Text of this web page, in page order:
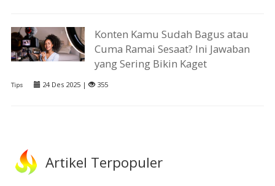
Konten Kamu Sudah Bagus atau
Cuma Ramai Sesaat? Ini Jawaban
yang Sering Bikin Kaget
Tips 24 Des 2025 | 355
Artikel Terpopuler